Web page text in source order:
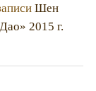
Шен
2015 г.